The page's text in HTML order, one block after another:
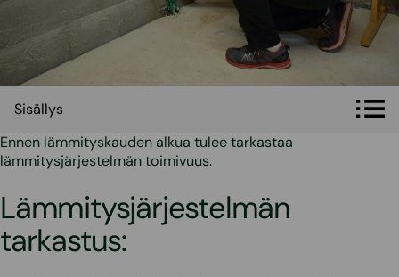
Sisällys
Ennen lämmityskauden alkua tulee tarkastaa
lämmitysjärjestelmän toimivuus.
Lämmitysjärjestelmän
tarkastus: